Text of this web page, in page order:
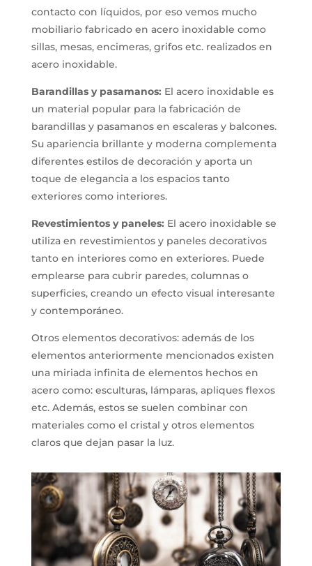
contacto con líquidos, por eso vemos mucho
mobiliario fabricado en acero inoxidable como
sillas, mesas, encimeras, grifos etc. realizados en
acero inoxidable.
Barandillas y pasamanos: El acero inoxidable es
un material popular para la fabricación de
barandillas y pasamanos en escaleras y balcones.
Su apariencia brillante y moderna complementa
diferentes estilos de decoración y aporta un
toque de elegancia a los espacios tanto
exteriores como interiores.
Revestimientos y paneles: El acero inoxidable se
utiliza en revestimientos y paneles decorativos
tanto en interiores como en exteriores. Puede
emplearse para cubrir paredes, columnas o
superficies, creando un efecto visual interesante
y contemporáneo.
Otros elementos decorativos: además de los
elementos anteriormente mencionados existen
una miriada infinita de elementos hechos en
acero como: esculturas, lámparas, apliques flexos
etc. Además, estos se suelen combinar con
materiales como el cristal y otros elementos
claros que dejan pasar la luz.